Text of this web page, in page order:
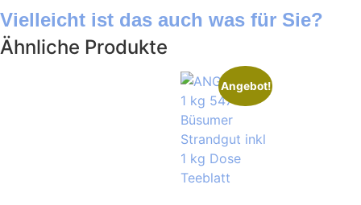
Vielleicht ist das auch was für Sie?
Ähnliche Produkte
Angebot!